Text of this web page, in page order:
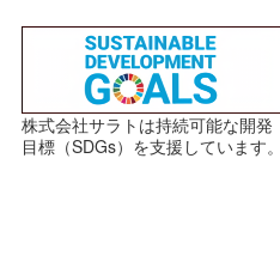
株式会社サラトは持続可能な開発
目標（SDGs）を支援しています。